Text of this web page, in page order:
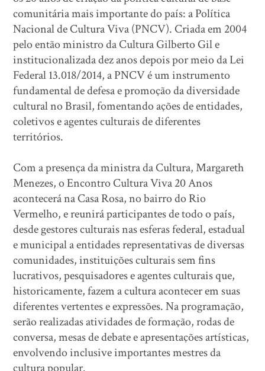
comunitária mais importante do país: a Política
Nacional de Cultura Viva (PNCV). Criada em 2004
pelo então ministro da Cultura Gilberto Gil e
institucionalizada dez anos depois por meio da Lei
Federal 13.018/2014, a PNCV é um instrumento
fundamental de defesa e promoção da diversidade
cultural no Brasil, fomentando ações de entidades,
coletivos e agentes culturais de diferentes
territórios.
Com a presença da ministra da Cultura, Margareth
Menezes, o Encontro Cultura Viva 20 Anos
acontecerá na Casa Rosa, no bairro do Rio
Vermelho, e reunirá participantes de todo o país,
desde gestores culturais nas esferas federal, estadual
e municipal a entidades representativas de diversas
comunidades, instituições culturais sem fins
lucrativos, pesquisadores e agentes culturais que,
historicamente, fazem a cultura acontecer em suas
diferentes vertentes e expressões. Na programação,
serão realizadas atividades de formação, rodas de
conversa, mesas de debate e apresentações artísticas,
envolvendo inclusive importantes mestres da